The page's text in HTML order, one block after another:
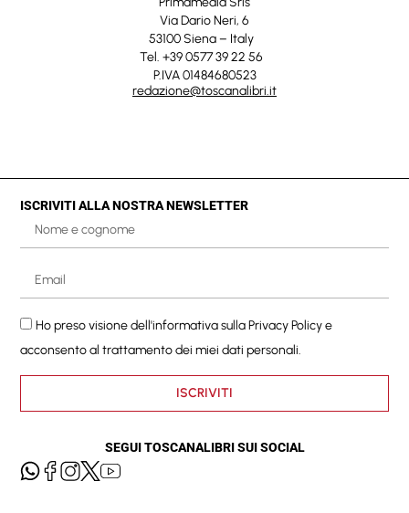
Via Dario Neri, 6
53100 Siena – Italy
Tel. +39 0577 39 22 56
P.IVA 01484680523
redazione@toscanalibri.it
ISCRIVITI ALLA NOSTRA NEWSLETTER
Ho preso visione dell'informativa sullaPrivacy Policye
acconsento al trattamento dei miei dati personali.
ISCRIVITI
SEGUI TOSCANALIBRI SUI SOCIAL